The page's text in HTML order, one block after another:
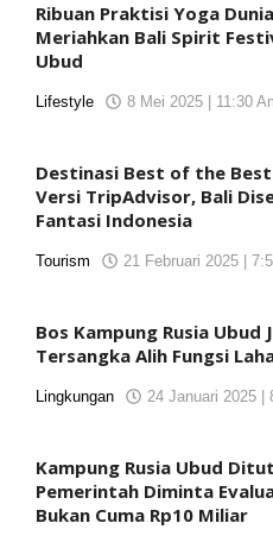
Ribuan Praktisi Yoga
Meriahkan Bali Spirit
Ubud
Lifestyle 8 Mei 2025 | 11:30
Destinasi Best of the Best
Versi TripAdvisor, Bali
Fantasi Indonesia
Tourism 21 Februari 2025 |
Bos Kampung Rusia Ubud
Tersangka Alih Fungsi
Lingkungan 24 Januari 2025 |
Kampung Rusia Ubud
Pemerintah Diminta
Bukan Cuma Rp10 Miliar